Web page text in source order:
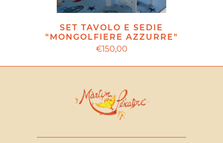
SET TAVOLO E SEDIE
"MONGOLFIERE AZZURRE"
€150,00